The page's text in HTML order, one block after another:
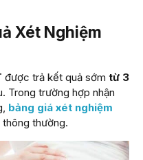
Xét Nghiệm
được trả kết quả sớm từ 3
Trong trường hợp nhận
bảng giá xét nghiệm
thường.